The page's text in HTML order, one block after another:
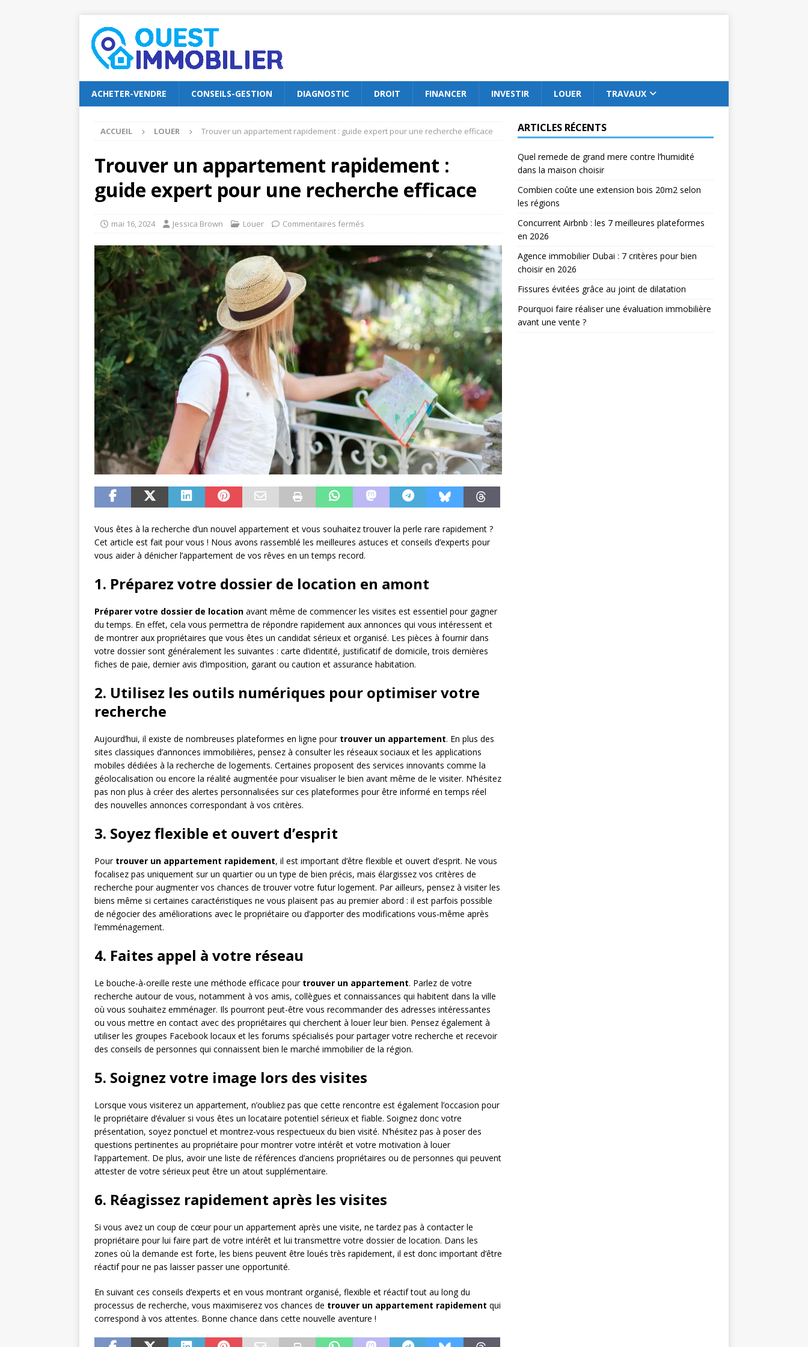
ACHETER-VENDRE CONSEILS-GESTION DIAGNOSTIC DROIT FINANCER INVESTIR LOUER TRAVAUX
ACCUEIL LOUER Trouver un appartement rapidement : guide expert pour une recherche efficace
Trouver un appartement rapidement :
guide expert pour une recherche efficace
mai 16, 2024 Jessica Brown Louer Commentaires fermés
Vous êtes à la recherche d’un nouvel appartement et vous souhaitez trouver la perle rare rapidement ?
Cet article est fait pour vous ! Nous avons rassemblé les meilleures astuces et conseils d’experts pour
vous aider à dénicher l’appartement de vos rêves en un temps record.
1. Préparez votre dossier de location en amont
Préparer votre dossier de location avant même de commencer les visites est essentiel pour gagner
du temps. En effet, cela vous permettra de répondre rapidement aux annonces qui vous intéressent et
de montrer aux propriétaires que vous êtes un candidat sérieux et organisé. Les pièces à fournir dans
votre dossier sont généralement les suivantes : carte d’identité, justificatif de domicile, trois dernières
fiches de paie, dernier avis d’imposition, garant ou caution et assurance habitation.
2. Utilisez les outils numériques pour optimiser votre
recherche
Aujourd’hui, il existe de nombreuses plateformes en ligne pour trouver un appartement. En plus des
sites classiques d’annonces immobilières, pensez à consulter les réseaux sociaux et les applications
mobiles dédiées à la recherche de logements. Certaines proposent des services innovants comme la
géolocalisation ou encore la réalité augmentée pour visualiser le bien avant même de le visiter. N’hésitez
pas non plus à créer des alertes personnalisées sur ces plateformes pour être informé en temps réel
des nouvelles annonces correspondant à vos critères.
3. Soyez flexible et ouvert d’esprit
Pour trouver un appartement rapidement, il est important d’être flexible et ouvert d’esprit. Ne vous
focalisez pas uniquement sur un quartier ou un type de bien précis, mais élargissez vos critères de
recherche pour augmenter vos chances de trouver votre futur logement. Par ailleurs, pensez à visiter les
biens même si certaines caractéristiques ne vous plaisent pas au premier abord : il est parfois possible
de négocier des améliorations avec le propriétaire ou d’apporter des modifications vous-même après
l’emménagement.
4. Faites appel à votre réseau
Le bouche-à-oreille reste une méthode efficace pour trouver un appartement. Parlez de votre
recherche autour de vous, notamment à vos amis, collègues et connaissances qui habitent dans la ville
où vous souhaitez emménager. Ils pourront peut-être vous recommander des adresses intéressantes
ou vous mettre en contact avec des propriétaires qui cherchent à louer leur bien. Pensez également à
utiliser les groupes Facebook locaux et les forums spécialisés pour partager votre recherche et recevoir
des conseils de personnes qui connaissent bien le marché immobilier de la région.
5. Soignez votre image lors des visites
Lorsque vous visiterez un appartement, n’oubliez pas que cette rencontre est également l’occasion pour
le propriétaire d’évaluer si vous êtes un locataire potentiel sérieux et fiable. Soignez donc votre
présentation, soyez ponctuel et montrez-vous respectueux du bien visité. N’hésitez pas à poser des
questions pertinentes au propriétaire pour montrer votre intérêt et votre motivation à louer
l’appartement. De plus, avoir une liste de références d’anciens propriétaires ou de personnes qui peuvent
attester de votre sérieux peut être un atout supplémentaire.
6. Réagissez rapidement après les visites
Si vous avez un coup de cœur pour un appartement après une visite, ne tardez pas à contacter le
propriétaire pour lui faire part de votre intérêt et lui transmettre votre dossier de location. Dans les
zones où la demande est forte, les biens peuvent être loués très rapidement, il est donc important d’être
réactif pour ne pas laisser passer une opportunité.
En suivant ces conseils d’experts et en vous montrant organisé, flexible et réactif tout au long du
processus de recherche, vous maximiserez vos chances de trouver un appartement rapidement qui
correspond à vos attentes. Bonne chance dans cette nouvelle aventure !
ARTICLES RÉCENTS
Quel remede de grand mere contre l’humidité
dans la maison choisir
Combien coûte une extension bois 20m2 selon
les régions
Concurrent Airbnb : les 7 meilleures plateformes
en 2026
Agence immobilier Dubai : 7 critères pour bien
choisir en 2026
Fissures évitées grâce au joint de dilatation
Pourquoi faire réaliser une évaluation immobilière
avant une vente ?